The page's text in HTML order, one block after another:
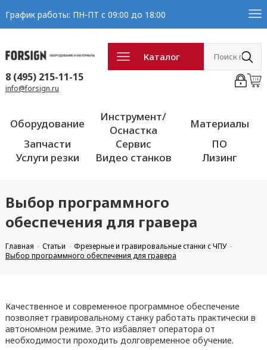
График работы: ПН-ПТ с 09:00 до 18:00
Каталог
8 (495) 215-11-15
info@forsign.ru
Оборудование
Инструмент/
Оснастка
Материалы
Запчасти
Сервис
ПО
Услуги резки
Видео станков Лизинг
Выбор программного
обеспечения для гравера
Главная Статьи
Фрезерные и гравировальные станки с ЧПУ
Выбор программного обеспечения для гравера
Качественное и современное программное обеспечение
позволяет гравировальному станку работать практически в
автономном режиме. Это избавляет оператора от
необходимости проходить долговременное обучение.